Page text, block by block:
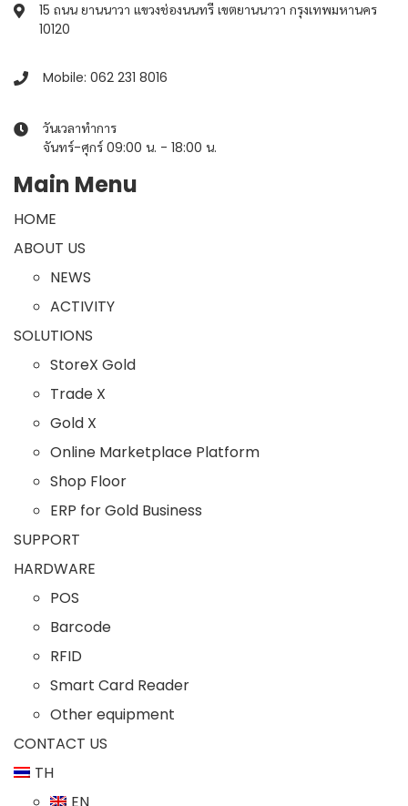
15 ถนน ยานนาวา แขวงช่องนนทรี เขตยานนาวา กรุงเทพมหานคร
10120
Mobile: 062 231 8016
วันเวลาทำการ
จันทร์-ศุกร์ 09:00 น. - 18:00 น.
Main Menu
HOME
ABOUT US
NEWS
ACTIVITY
SOLUTIONS
StoreX Gold
Trade X
Gold X
Online Marketplace Platform
Shop Floor
ERP for Gold Business
SUPPORT
HARDWARE
POS
Barcode
RFID
Smart Card Reader
Other equipment
CONTACT US
TH